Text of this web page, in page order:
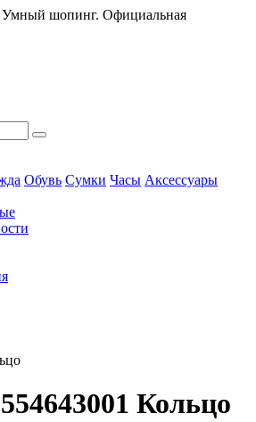
шопинг. Официальная
Обувь Сумки Часы Аксессуары
Кольцо